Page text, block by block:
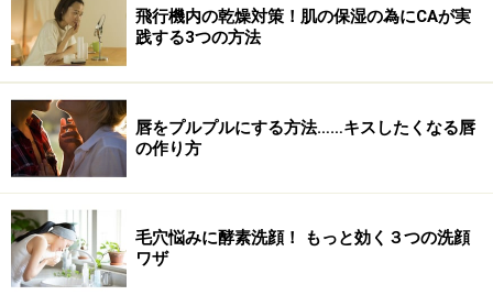
飛行機内の乾燥対策！肌の保湿の為にCAが実
践する3つの方法
唇をプルプルにする方法……キスしたくなる唇
の作り方
毛穴悩みに酵素洗顔！ もっと効く３つの洗顔
ワザ